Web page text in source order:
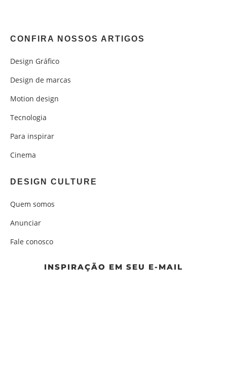
CONFIRA NOSSOS ARTIGOS
Design Gráfico
Design de marcas
Motion design
Tecnologia
Para inspirar
Cinema
DESIGN CULTURE
Quem somos
Anunciar
Fale conosco
INSPIRAÇÃO EM SEU E-MAIL